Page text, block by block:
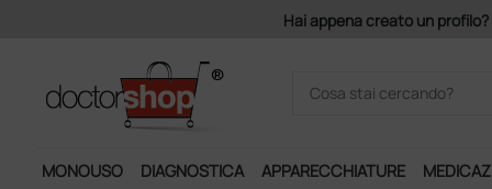
Acquistando il servizio "Ds
MONOUSO DIAGNOSTICA APPARECCHIATURE